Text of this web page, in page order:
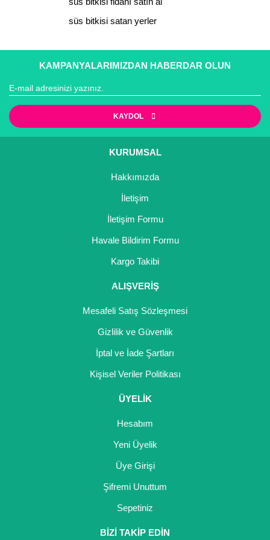
süs bitkisi satan yerler
KAMPANYALARIMIZDAN HABERDAR OLUN
KAYDOL
KURUMSAL
Hakkımızda
İletişim
İletişim Formu
Havale Bildirim Formu
Kargo Takibi
ALIŞVERİŞ
Mesafeli Satış Sözleşmesi
Gizlilik ve Güvenlik
İptal ve İade Şartları
Kişisel Veriler Politikası
ÜYELİK
Hesabım
Yeni Üyelik
Üye Girişi
Şifremi Unuttum
Sepetiniz
BİZİ TAKİP EDİN